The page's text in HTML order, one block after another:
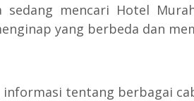
sedang mencari Hotel
yang berbeda dan
tentang berbagai